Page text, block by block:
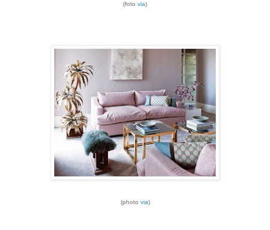
(foto via)
(photo via)